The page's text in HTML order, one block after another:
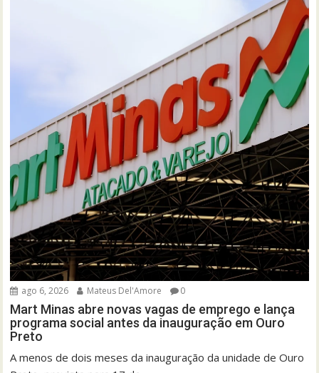
ago 6, 2026 Mateus Del'Amore 0
Mart Minas abre novas vagas de emprego e lança
programa social antes da inauguração em Ouro
Preto
A menos de dois meses da inauguração da unidade de Ouro